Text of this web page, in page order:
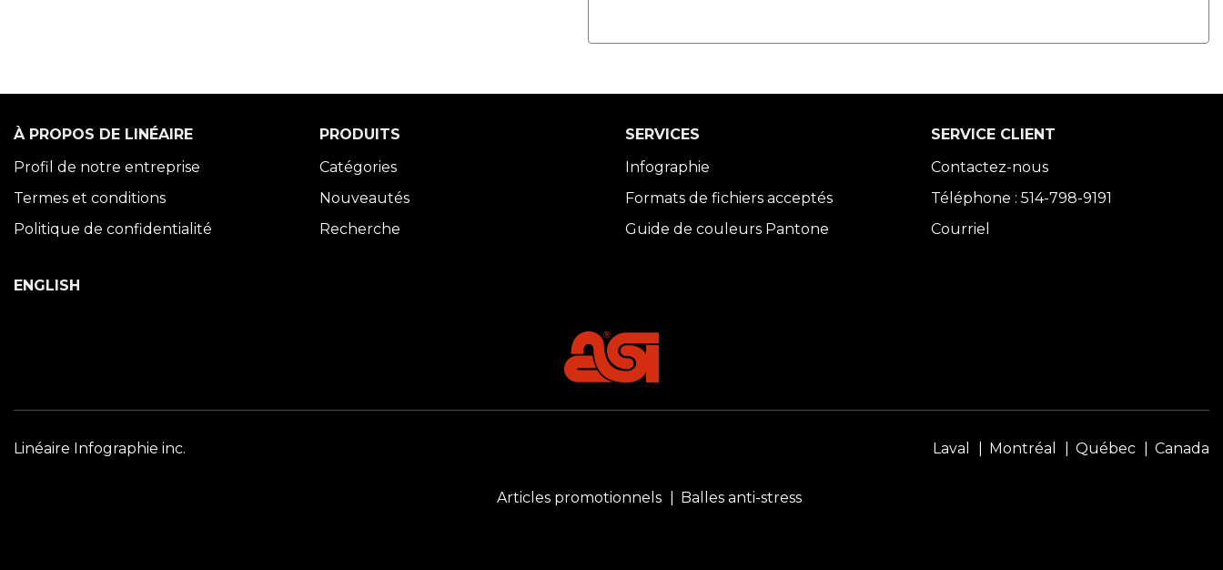
À PROPOS DE LINÉAIRE
Profil de notre entreprise
Termes et conditions
Politique de confidentialité
PRODUITS
Catégories
Nouveautés
Recherche
SERVICES
Infographie
Formats de fichiers acceptés
Guide de couleurs Pantone
SERVICE CLIENT
Contactez-nous
Téléphone : 514-798-9191
Courriel
ENGLISH
Linéaire Infographie inc. Laval Montréal Québec Canada
Articles promotionnels Balles anti-stress